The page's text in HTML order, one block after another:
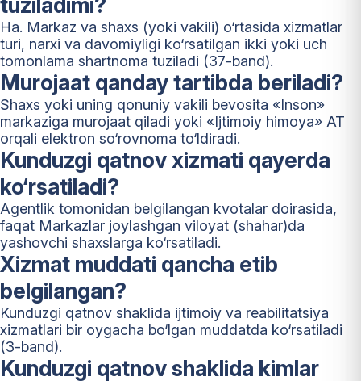
Ha. Markaz va shaxs (yoki vakili) o‘rtasida xizmatlar
turi, narxi va davomiyligi ko‘rsatilgan ikki yoki uch
tomonlama shartnoma tuziladi (37-band).
Murojaat qanday tartibda beriladi?
Shaxs yoki uning qonuniy vakili bevosita «Inson»
markaziga murojaat qiladi yoki «Ijtimoiy himoya» AT
orqali elektron so‘rovnoma to‘ldiradi.
Kunduzgi qatnov xizmati qayerda
ko‘rsatiladi?
Agentlik tomonidan belgilangan kvotalar doirasida,
faqat Markazlar joylashgan viloyat (shahar)da
yashovchi shaxslarga ko‘rsatiladi.
Xizmat muddati qancha etib
belgilangan?
Kunduzgi qatnov shaklida ijtimoiy va reabilitatsiya
xizmatlari bir oygacha bo‘lgan muddatda ko‘rsatiladi
(3-band).
Kunduzgi qatnov shaklida kimlar